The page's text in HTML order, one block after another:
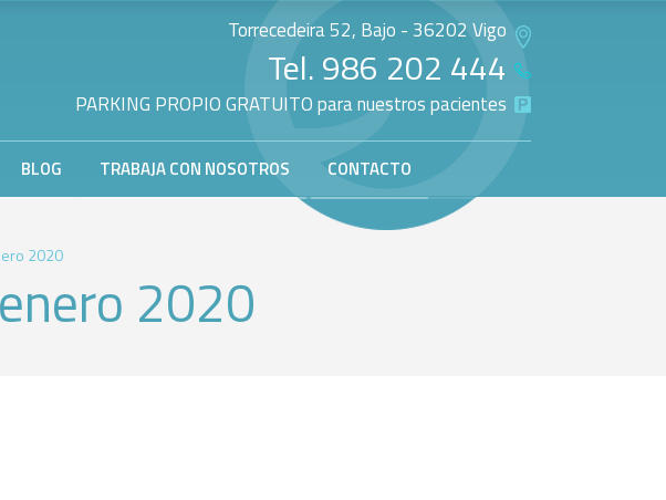
Torrecedeira 52, Bajo - 36202 Vigo
Tel.986 202 444
PARKING PROPIO GRATUITO para nuestros pacientes
BLOG TRABAJA CON NOSOTROS CONTACTO
2020
2020